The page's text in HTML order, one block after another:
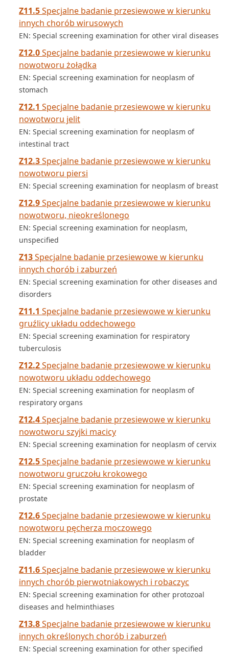
Z11.5Specjalne badanie przesiewowe w kierunku
innych chorób wirusowych
EN: Special screening examination for other viral diseases
Z12.0Specjalne badanie przesiewowe w kierunku
nowotworu żołądka
EN: Special screening examination for neoplasm of
stomach
Z12.1 Specjalne badanie przesiewowe w kierunku
nowotworu jelit
EN: Special screening examination for neoplasm of
intestinal tract
Z12.3Specjalne badanie przesiewowe w kierunku
nowotworu piersi
EN: Special screening examination for neoplasm of breast
Z12.9Specjalne badanie przesiewowe w kierunku
nowotworu, nieokreślonego
EN: Special screening examination for neoplasm,
unspecified
Z13Specjalne badanie przesiewowe w kierunku
innych chorób i zaburzeń
EN: Special screening examination for other diseases and
disorders
Z11.1 Specjalne badanie przesiewowe w kierunku
gruźlicy układu oddechowego
EN: Special screening examination for respiratory
tuberculosis
Z12.2Specjalne badanie przesiewowe w kierunku
nowotworu układu oddechowego
EN: Special screening examination for neoplasm of
respiratory organs
Z12.4Specjalne badanie przesiewowe w kierunku
nowotworu szyjki macicy
EN: Special screening examination for neoplasm of cervix
Z12.5Specjalne badanie przesiewowe w kierunku
nowotworu gruczołu krokowego
EN: Special screening examination for neoplasm of
prostate
Z12.6Specjalne badanie przesiewowe w kierunku
nowotworu pęcherza moczowego
EN: Special screening examination for neoplasm of
bladder
Z11.6Specjalne badanie przesiewowe w kierunku
innych chorób pierwotniakowych i robaczyc
EN: Special screening examination for other protozoal
diseases and helminthiases
Z13.8Specjalne badanie przesiewowe w kierunku
innych określonych chorób i zaburzeń
EN: Special screening examination for other specified